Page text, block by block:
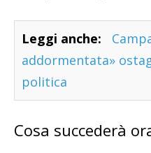
Leggi anche:
addormentata»
politica
Cosa succederà